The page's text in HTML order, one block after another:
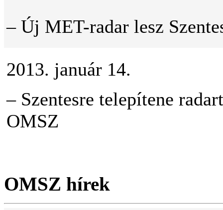
– Új MET-radar lesz
2013. január 14.
– Szentesre telepítene
OMSZ
OMSZ hírek